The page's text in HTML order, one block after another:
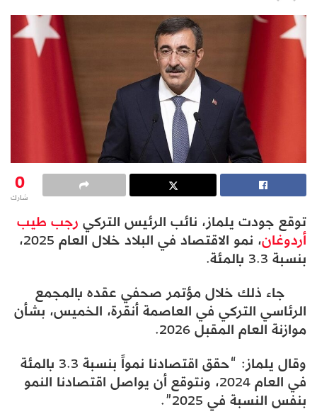
0
شارك
توقع جودت يلماز، نائب الرئيس التركيرجب طيب
أردوغان ، نمو الاقتصاد في البلاد خلال العام 2025،
بنسبة 3.3 بالمئة.
جاء ذلك خلال مؤتمر صحفي عقده بالمجمع
الرئاسي التركي في العاصمة أنقرة، الخميس، بشأن
موازنة العام المقبل 2026.
وقال يلماز: “حقق اقتصادنا نمواً بنسبة 3.3 بالمئة
في العام 2024، ونتوقع أن يواصل اقتصادنا النمو
بنفس النسبة في 2025”.